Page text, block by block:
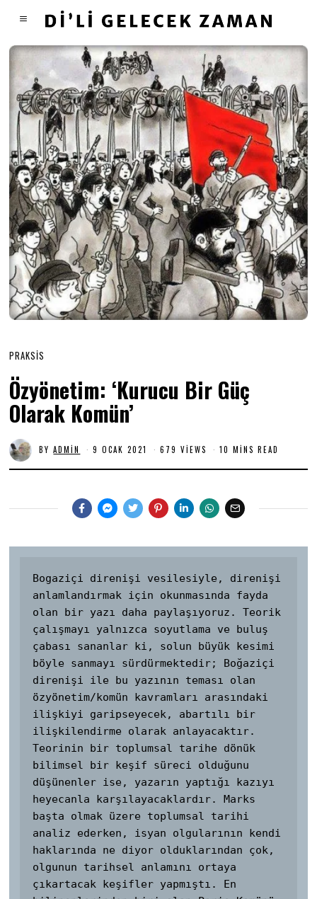
PRAKSIS
Özyönetim: ‘Kurucu Bir Güç
Olarak Komün’
BYADMIN 9 OCAK 2021
U
T
2
1
679 VIEWS 10 MINS READ
Bogaziçi direnişi vesilesiyle, direnişi
anlamlandırmak için okunmasında fayda
olan bir yazı daha paylaşıyoruz. Teorik
çalışmayı yalnızca soyutlama ve buluş
çabası sananlar ki, solun büyük kesimi
böyle sanmayı sürdürmektedir; Boğaziçi
direnişi ile bu yazının teması olan
özyönetim/komün kavramları arasındaki
ilişkiyi garipseyecek, abartılı bir
ilişkilendirme olarak anlayacaktır.
Teorinin bir toplumsal tarihe dönük
bilimsel bir keşif süreci olduğunu
düşünenler ise, yazarın yaptığı kazıyı
heyecanla karşılayacaklardır. Marks
başta olmak üzere toplumsal tarihi
analiz ederken, isyan olgularının kendi
haklarında ne diyor olduklarından çok,
olgunun tarihsel anlamını ortaya
çıkartacak keşifler yapmıştı. En